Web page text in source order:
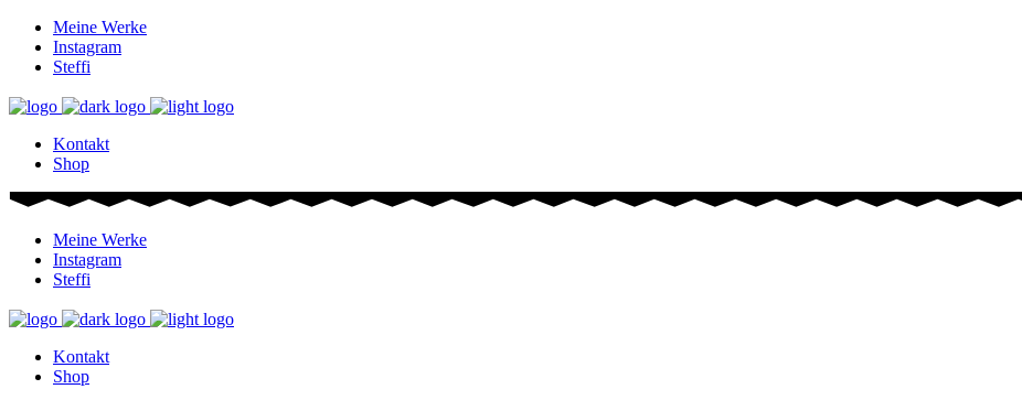
Meine Werke
Instagram
Steffi
Kontakt
Shop
Meine Werke
Instagram
Steffi
Kontakt
Shop